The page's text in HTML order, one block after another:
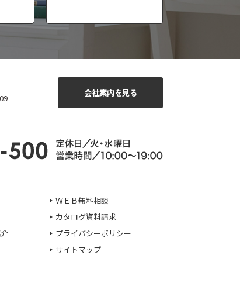
会社案内を見る
ＷＥＢ無料相談
カタログ資料請求
プライバシーポリシー
サイトマップ